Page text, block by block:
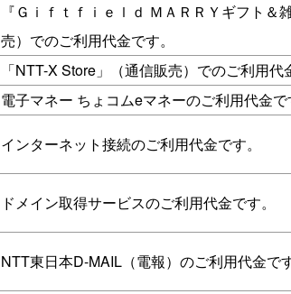
『Ｇｉｆｔｆｉｅｌｄ ＭＡＲＲＹギフト＆
売）でのご利用代金です。
「NTT-X Store」（通信販売）でのご利用代
電子マネー ちょコムeマネーのご利用代金
インターネット接続のご利用代金です。
ドメイン取得サービスのご利用代金です。
NTT東日本D-MAIL（電報）のご利用代金で